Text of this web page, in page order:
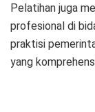
Pelatihan juga
profesional di
praktisi
yang